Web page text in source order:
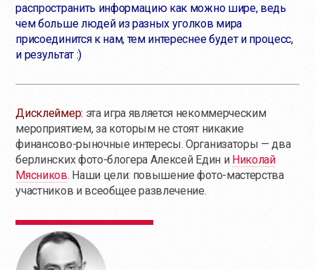
распространить информацию как можно шире, ведь
чем больше людей из разных уголков мира
присоединится к нам, тем интереснее будет и процесс,
и результат :)
Дисклеймер: эта игра является некоммерческим
мероприятием, за которым не стоят никакие
финансово-рыночные интересы. Организаторы — два
берлинских фото-блогера Алексей Един и Николай
Мясников. Наши цели: повышение фото-мастерства
участников и всеобщее развлечение.